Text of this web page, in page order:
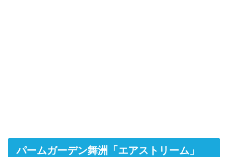
パームガーデン舞洲「エアストリーム」